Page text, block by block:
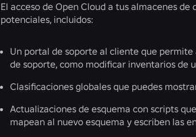
El acceso de Open Cloud a tus almacenes
potenciales, incluidos:
Un portal de soporte al cliente que
de soporte, como modificar inventarios de
Clasificaciones globales que puedes
Actualizaciones de esquema con scripts
mapean al nuevo esquema y escriben las